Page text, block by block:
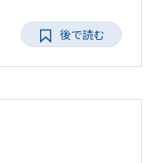
後で読む